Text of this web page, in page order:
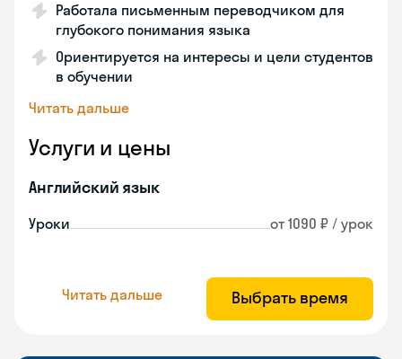
Работала письменным переводчиком для
глубокого понимания языка
Ориентируется на интересы и цели студентов
в обучении
Читать дальше
Услуги и цены
Английский язык
Уроки от 1090 ₽ / урок
Читать дальше Выбрать время